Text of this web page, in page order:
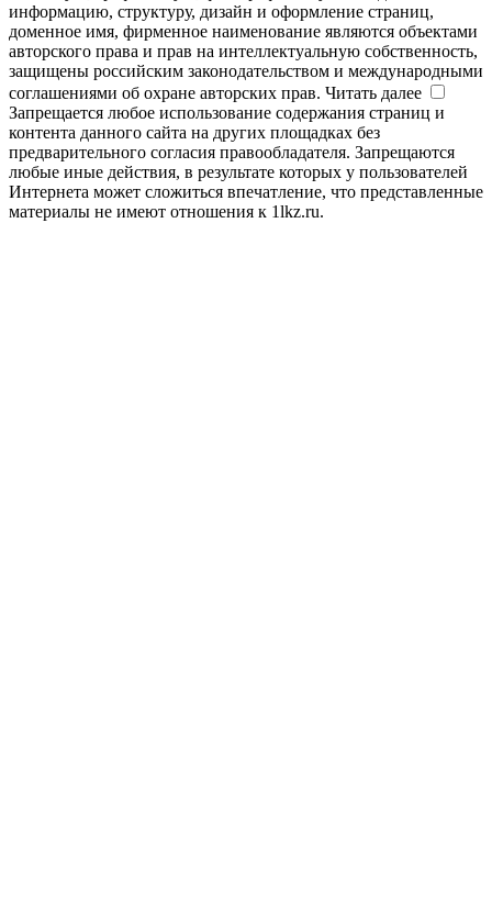
информацию, структуру, дизайн и оформление страниц,
доменное имя, фирменное наименование являются объектами
авторского права и прав на интеллектуальную собственность,
защищены российским законодательством и международными
соглашениями об охране авторских прав. Читать далее
Запрещается любое использование содержания страниц и
контента данного сайта на других площадках без
предварительного согласия правообладателя. Запрещаются
любые иные действия, в результате которых у пользователей
Интернета может сложиться впечатление, что представленные
материалы не имеют отношения к 1lkz.ru.